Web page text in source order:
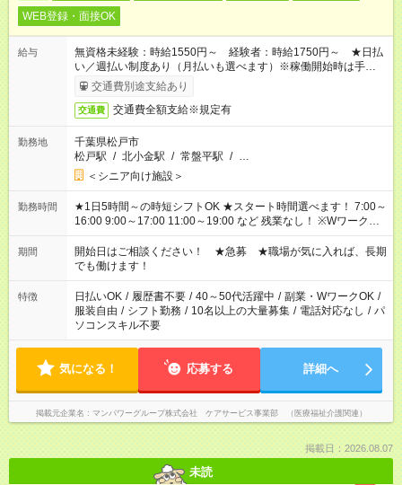
WEB登録・面接OK
給与
無資格未経験：時給1550円～ 経験者：時給1750円～ ★日払
い／週払い制度あり（月払いも選べます）※稼働開始時は手続き
完了次第のお支払いとなります。
交通費別途支給あり
交通費 交通費全額支給※規定有
勤務地
千葉県松戸市
松戸駅 / 北小金駅 / 常盤平駅 / …
＜シニア向け施設＞
勤務時間
★1日5時間～の時短シフトOK ★スタート時間選べます！ 7:00～
16:00 9:00～17:00 11:00～19:00 など 残業なし！ ※Wワークの
場合、他のお仕事と合わせ週40時間超の就業はご案内できませ
ん ※法令に基づき、週20時間以上勤務は社会保険への加入対象
となります ※労働者派遣法（日雇い派遣の原則禁止）により、
短時間・短期間の就業はご案内が難しい場合があります
期間
開始日はご相談ください！ ★急募 ★職場が気に入れば、長期
でも働けます！
特徴 日払いOK / 履歴書不要 / 40～50代活躍中 / 副業・WワークOK /
服装自由 / シフト勤務 / 10名以上の大量募集 / 電話対応なし / パ
ソコンスキル不要
気になる！ 応募する 詳細へ
掲載元企業名 マンパワーグループ株式会社 ケアサービス事業部 （医療福祉介護関連）
掲載日：2026.08.07
未読